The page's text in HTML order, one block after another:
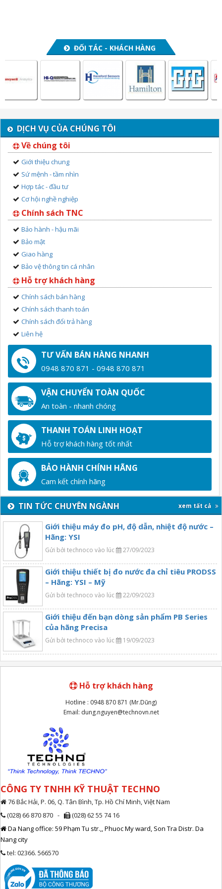
ĐỐI TÁC - KHÁCH HÀNG
DỊCH VỤ CỦA CHÚNG TÔI
Về chúng tôi
Giới thiệu chung
Sứ mệnh - tầm nhìn
Hợp tác - đầu tư
Cơ hội nghề nghiệp
Chính sách TNC
Bảo hành - hậu mãi
Bảo mật
Giao hàng
Bảo vệ thông tin cá nhân
Hỗ trợ khách hàng
Chính sách bán hàng
Chính sách thanh toán
Chính sách đổi trả hàng
Liên hệ
TƯ VẤN BÁN HÀNG NHANH
0948 870 871 - 0948 870 871
VẬN CHUYỂN TOÀN QUỐC
An toàn - nhanh chóng
THANH TOÁN LINH HOẠT
Hỗ trợ khách hàng tốt nhất
BẢO HÀNH CHÍNH HÃNG
Cam kết chính hãng
TIN TỨC CHUYÊN NGÀNH xem tất cả
Giới thiệu máy đo pH, độ dẫn, nhiệt độ nước –
Hãng: YSI
Gửi bởi technoco vào lúc 27/09/2023
Giới thiệu thiết bị đo nước đa chỉ tiêu PRODSS
– Hãng: YSI – Mỹ
Gửi bởi technoco vào lúc 22/09/2023
Giới thiệu đến bạn dòng sản phẩm PB Series
của hãng Precisa
Gửi bởi technoco vào lúc 19/09/2023
Hỗ trợ khách hàng
Hotline : 0948 870 871 (Mr.Dũng)
Email: dung.nguyen@technovn.net
CÔNG TY TNHH KỸ THUẬT TECHNO
76 Bắc Hải, P. 06, Q. Tân Bình, Tp. Hồ Chí Minh, Việt Nam
(028) 66 870 870 -
(028) 62 55 74 16
Da Nang office: 59 Phạm Tu str.,, Phuoc My ward, Son Tra Distr. Da
Nang city
tel: 02366. 566570